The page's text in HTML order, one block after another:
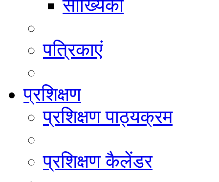
सांख्यिकी
पत्रिकाएं
प्रशिक्षण
प्रशिक्षण पाठ्यक्रम
प्रशिक्षण कैलेंडर